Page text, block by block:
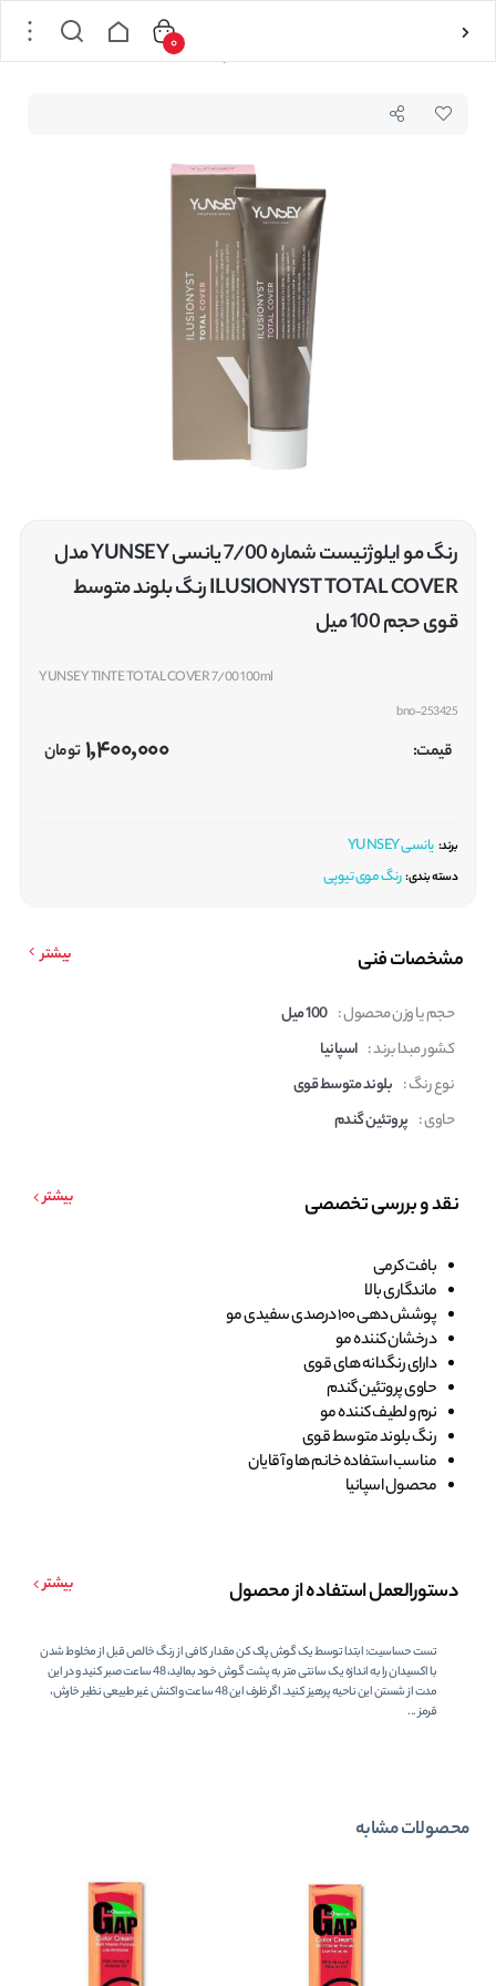
رنگ مو ایلوژنیست شماره 7/00 یانسی YUNSEY مدل ILUSIONYST TOTAL COVER رنگ بلوند متوسط قوی حجم 100 میل
0
رنگ مو ایلوژنیست شماره 7/00 یانسی YUNSEY مدل
ILUSIONYST TOTAL COVER رنگ بلوند متوسط
قوی حجم 100 میل
YUNSEY TINTE TOTAL COVER 7/00 100ml
bno-253425
قیمت: 1,400,000 تومان
برند: یانسی YUNSEY
دسته بندی: رنگ موی تیوپی
مشخصات فنی بیشتر
حجم یا وزن محصول : 100 میل
کشور مبدا برند : اسپانیا
نوع رنگ : بلوند متوسط قوی
حاوی : پروتئین گندم
نقد و بررسی تخصصی بیشتر
بافت کرمی
ماندگاری بالا
پوشش دهی 100 درصدی سفیدی مو
درخشان کننده مو
دارای رنگدانه های قوی
حاوی پروتئین گندم
نرم و لطیف کننده مو
رنگ بلوند متوسط قوی
مناسب استفاده خانم ها و آقایان
محصول اسپانیا
دستورالعمل استفاده از محصول بیشتر
تست حساسیت: ابتدا توسط یک گوش پاک کن مقدار کافی از رنگ خالص قبل از مخلوط شدن
با اکسیدان را به اندازه یک سانتی متر به پشت گوش خود بمالید، 48 ساعت صبر کنید و در این
مدت از شستن این ناحیه پرهیز کنید. اگر ظرف این 48 ساعت واکنش غیر طبیعی نظیر خارش،
قرمز ...
محصولات مشابه